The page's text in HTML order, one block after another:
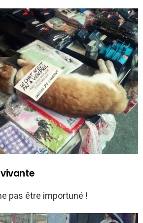
pas être importuné !